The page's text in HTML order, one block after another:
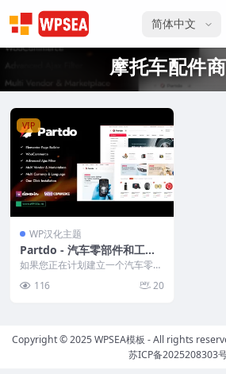
选择语言
摩托车配件
VIP
WP汉化主题
Partdo - 汽车零部件和工具
商店WooCommerce主题
如果您正在计划建立一个汽车零部
选择。作为一款...
116 20
Copyright © 2025 WPSEA模板 - All rights
苏ICP备2025208303